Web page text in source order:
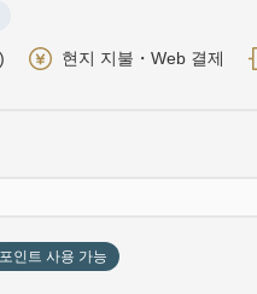
현지 지불・Web 결제
포인트 사용 가능